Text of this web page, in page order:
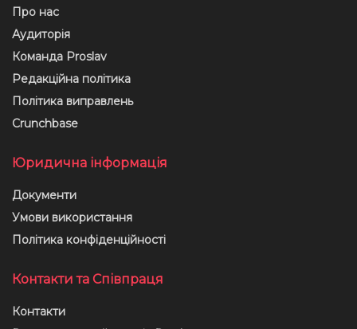
Про нас
Аудиторія
Команда Proslav
Редакційна політика
Політика виправлень
Crunchbase
Юридична інформація
Документи
Умови використання
Політика конфіденційності
Контакти та Співпраця
Контакти